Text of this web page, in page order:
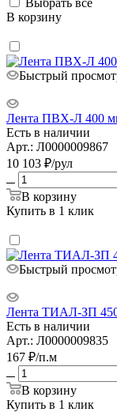
В корзину
Быстрый
Лента ПВХ-Л 400
Есть в наличии
Арт.: Л0000009867
10 103 ₽/рул
В корзину
Купить в 1 клик
Быстрый
Лента ТИАЛ-ЗП
Есть в наличии
Арт.: Л0000009835
167 ₽/п.м
В корзину
Купить в 1 клик